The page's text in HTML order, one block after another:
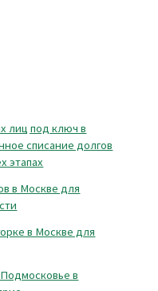
лиц под ключ в
списание долгов
этапах
в Москве для
в Москве для
в